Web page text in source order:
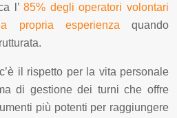
l’85% degli operatori volontari
propria esperienza quando
il rispetto per la vita personale
di gestione dei turni che offre
più potenti per raggiungere